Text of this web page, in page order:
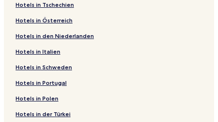
Hotels in Tschechien
Hotels in Österreich
Hotels in den Niederlanden
Hotels in Italien
Hotels in Schweden
Hotels in Portugal
Hotels in Polen
Hotels in der Türkei